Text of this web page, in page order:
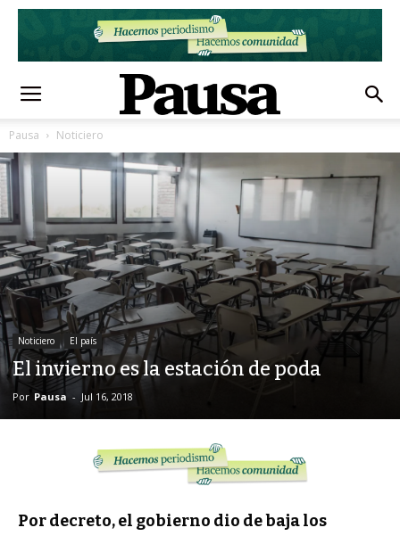
Pausa Noticiero
Noticiero El país
El invierno es la estación de poda
Por Pausa - Jul 16, 2018
Por decreto, el gobierno dio de baja los